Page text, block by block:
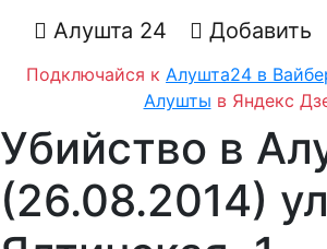
Алушта 24 Добавить
Подключайся к Алушта24 в
Алушты в Яндекс
Убийство в
(26.08.2014)